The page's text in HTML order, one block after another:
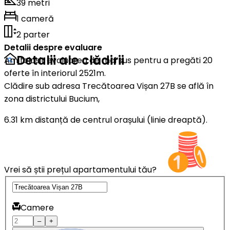
39 metri
1 cameră
2 parter
Detalii despre evaluare
Am folosit evaluarea de mai sus pentru a pregăti 20
oferte în interiorul 2521m.
Detalii ale clădirii
Clădire sub adresa Trecătoarea Vișan 27B se află în
zona districtului Bucium,
6.31 km distanță de centrul orașului (linie dreaptă).
Vrei să știi prețul apartamentului tău?
Camere
– +